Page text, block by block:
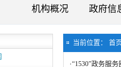
机构概况 政府信
当前位置： 首页
·“1530”政务服